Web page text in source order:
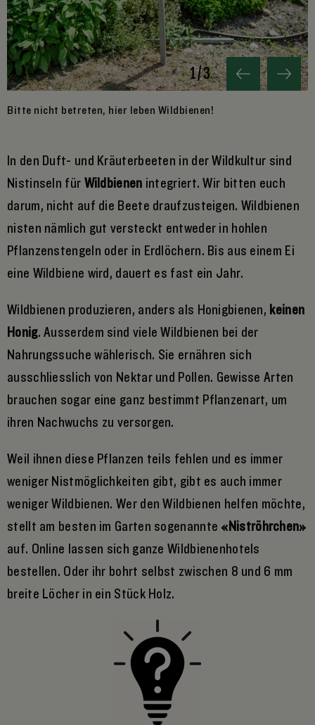
1/3
Bitte nicht betreten, hier leben Wildbienen!
In den Duft- und Kräuterbeeten in der Wildkultur sind
Nistinseln für Wildbienen integriert. Wir bitten euch
darum, nicht auf die Beete draufzusteigen. Wildbienen
nisten nämlich gut versteckt entweder in hohlen
Pflanzenstengeln oder in Erdlöchern. Bis aus einem Ei
eine Wildbiene wird, dauert es fast ein Jahr.
Wildbienen produzieren, anders als Honigbienen, keinen
Honig. Ausserdem sind viele Wildbienen bei der
Nahrungssuche wählerisch. Sie ernähren sich
ausschliesslich von Nektar und Pollen. Gewisse Arten
brauchen sogar eine ganz bestimmt Pflanzenart, um
ihren Nachwuchs zu versorgen.
Weil ihnen diese Pflanzen teils fehlen und es immer
weniger Nistmöglichkeiten gibt, gibt es auch immer
weniger Wildbienen. Wer den Wildbienen helfen möchte,
stellt am besten im Garten sogenannte «Niströhrchen»
auf. Online lassen sich ganze Wildbienenhotels
bestellen. Oder ihr bohrt selbst zwischen 8 und 6 mm
breite Löcher in ein Stück Holz.